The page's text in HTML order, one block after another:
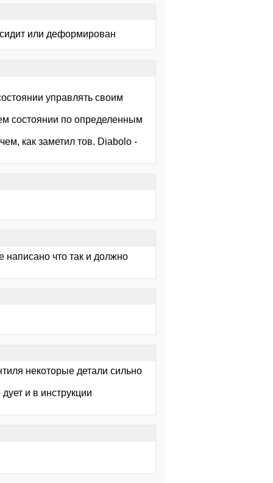
или деформирован
управлять своим
состоянии по определенным
как заметил тов. Diabolo -
написано что так и должно
некоторые детали сильно
и в инструкции